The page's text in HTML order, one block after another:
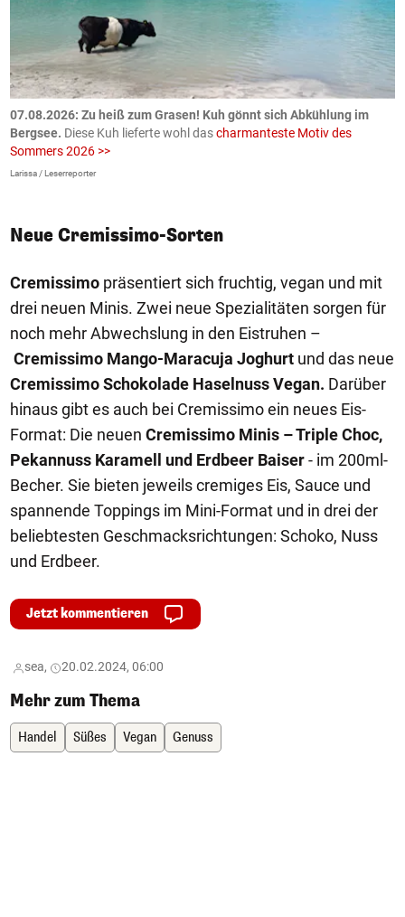
07.08.2026: Zu heiß zum Grasen! Kuh gönnt sich Abkühlung im
Bergsee. Diese Kuh lieferte wohl dascharmanteste Motiv des
Sommers 2026 >>
Larissa / Leserreporter
Neue Cremissimo-Sorten
Cremissimo präsentiert sich fruchtig, vegan und mit
drei neuen Minis. Zwei neue Spezialitäten sorgen für
noch mehr Abwechslung in den Eistruhen –
Cremissimo Mango-Maracuja Joghurt und das neue
Cremissimo Schokolade Haselnuss Vegan. Darüber
hinaus gibt es auch bei Cremissimo ein neues Eis-
Format: Die neuen Cremissimo Minis – Triple Choc,
Pekannuss Karamell und Erdbeer Baiser- im 200ml-
Becher. Sie bieten jeweils cremiges Eis, Sauce und
spannende Toppings im Mini-Format und in drei der
beliebtesten Geschmacksrichtungen: Schoko, Nuss
und Erdbeer.
Jetzt kommentieren
sea, 20.02.2024, 06:00
Mehr zum Thema
Handel Süßes Vegan Genuss